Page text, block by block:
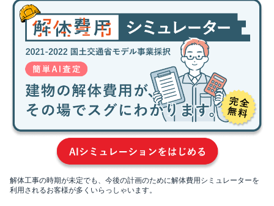
解体工事の時期が未定でも、今後の計画のために解体費用シミュレーターを
利用されるお客様が多くいらっしゃいます。